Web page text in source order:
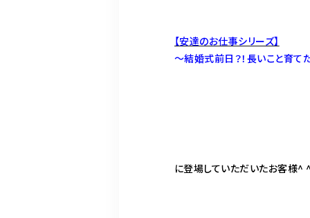
【安達のお仕事シリーズ】
〜結婚式前日？！長いこと育て
に登場していただいたお客様^ ^